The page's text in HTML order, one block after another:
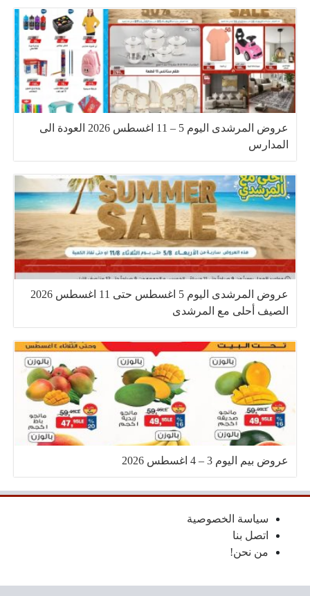
عروض المرشدى اليوم 5 – 11 اغسطس 2026 العودة الى
المدارس
عروض المرشدى اليوم 5 اغسطس حتى 11 اغسطس 2026
الصيف أحلى مع المرشدى
عروض بيم اليوم 3 – 4 اغسطس 2026
سياسة الخصوصية
اتصل بنا
من نحن!